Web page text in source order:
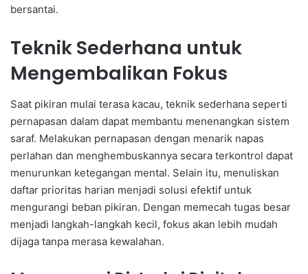
bersantai.
Teknik Sederhana untuk
Mengembalikan Fokus
Saat pikiran mulai terasa kacau, teknik sederhana seperti
pernapasan dalam dapat membantu menenangkan sistem
saraf. Melakukan pernapasan dengan menarik napas
perlahan dan menghembuskannya secara terkontrol dapat
menurunkan ketegangan mental. Selain itu, menuliskan
daftar prioritas harian menjadi solusi efektif untuk
mengurangi beban pikiran. Dengan memecah tugas besar
menjadi langkah-langkah kecil, fokus akan lebih mudah
dijaga tanpa merasa kewalahan.